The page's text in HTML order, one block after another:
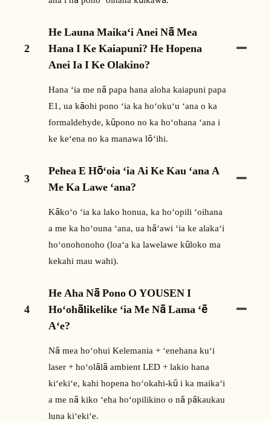
2
He Launa Maikaʻi Anei Nā Mea
Hana I Ke Kaiapuni? He Hopena
Anei Ia I Ke Olakino?
Hana ʻia me nā papa hana aloha kaiapuni papa
E1, ua kāohi pono ʻia ka hoʻokuʻu ʻana o ka
formaldehyde, kūpono no ka hoʻohana ʻana i
ke keʻena no ka manawa lōʻihi.
3
Pehea E Hōʻoia ʻia Ai Ke Kau ʻana A
Me Ka Lawe ʻana?
Kākoʻo ʻia ka lako honua, ka hoʻopili ʻoihana
a me ka hoʻouna ʻana, ua hāʻawi ʻia ke alakaʻi
hoʻonohonoho (loaʻa ka lawelawe kūloko ma
kekahi mau wahi).
4
He Aha Nā Pono O YOUSEN I
Hoʻohālikelike ʻia Me Nā Lama ʻē
Aʻe?
Nā mea hoʻohui Kelemania + ʻenehana kuʻi
laser + hoʻolālā ambient LED + lakio hana
kiʻekiʻe, kahi hopena hoʻokahi-kū i ka maikaʻi
a me nā kiko ʻeha hoʻopilikino o nā pākaukau
luna kiʻekiʻe.